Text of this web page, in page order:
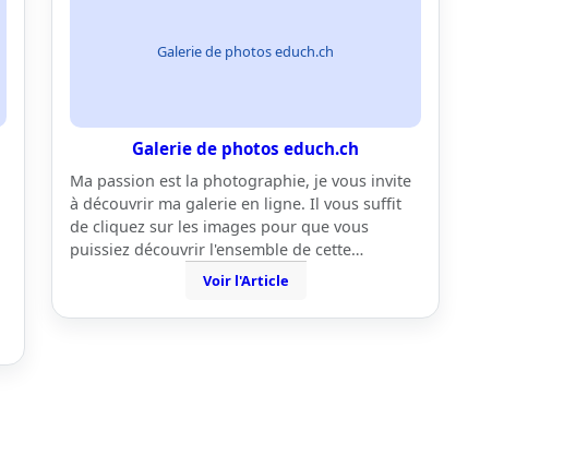
Galerie de photos educh.ch
Galerie de photos educh.ch
Ma passion est la photographie, je vous invite
à découvrir ma galerie en ligne. Il vous suffit
de cliquez sur les images pour que vous
puissiez découvrir l'ensemble de cette…
Voir l'Article